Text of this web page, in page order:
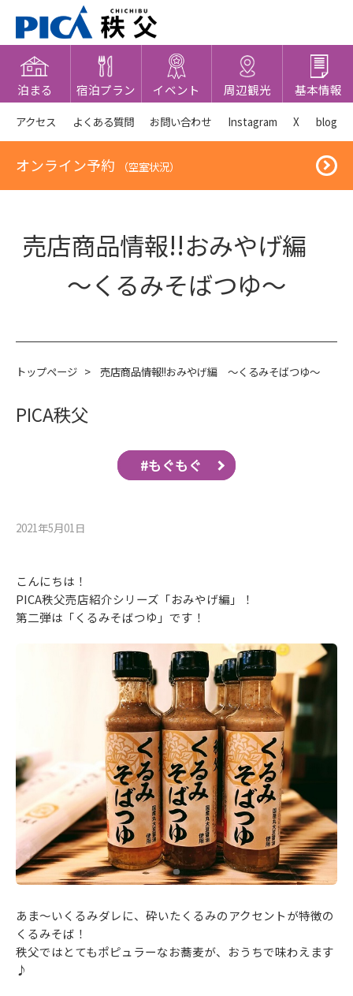
泊まる 宿泊プラン イベント 周辺観光 基本情報
アクセス よくある質問 お問い合わせ Instagram X blog
オンライン予約 （空室状況）
売店商品情報!!おみやげ編
～くるみそばつゆ～
トップページ > 売店商品情報!!おみやげ編 ～くるみそばつゆ～
PICA秩父
#もぐもぐ
2021年5月01⽇
こんにちは！
PICA秩父売店紹介シリーズ「おみやげ編」！
第二弾は「くるみそばつゆ」です！
あま～いくるみダレに、砕いたくるみのアクセントが特徴の
くるみそば！
秩父ではとてもポピュラーなお蕎麦が、おうちで味わえます
♪